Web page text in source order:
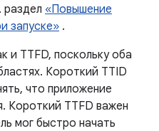
раздел «Повышение
запуске» .
и TTFD, поскольку оба
Короткий TTID
что приложение
Короткий TTFD важен
мог быстро начать